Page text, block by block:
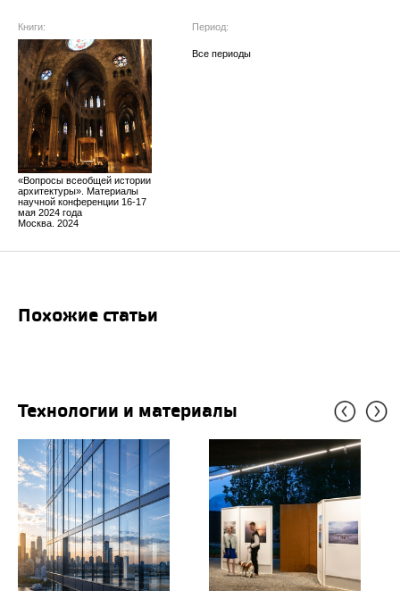
Книги:
«Вопросы всеобщей истории
архитектуры». Материалы
научной конференции 16-17
мая 2024 года
Москва. 2024
Период:
Все периоды
Похожие статьи
Технологии и материалы